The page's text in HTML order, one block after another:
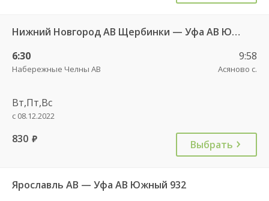
Нижний Новгород АВ Щербинки — Уфа АВ Южный 966
6:30
Набережные Челны АВ
9:58
Асяново с.
Вт,Пт,Вс
с 08.12.2022
830 руб. Выбрать
Ярославль АВ — Уфа АВ Южный 932